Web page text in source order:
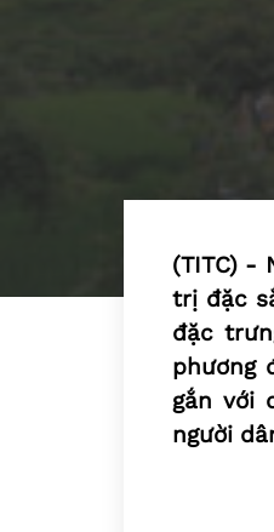
(TITC) -
trị đặc
đặc
phương
gắn với
người